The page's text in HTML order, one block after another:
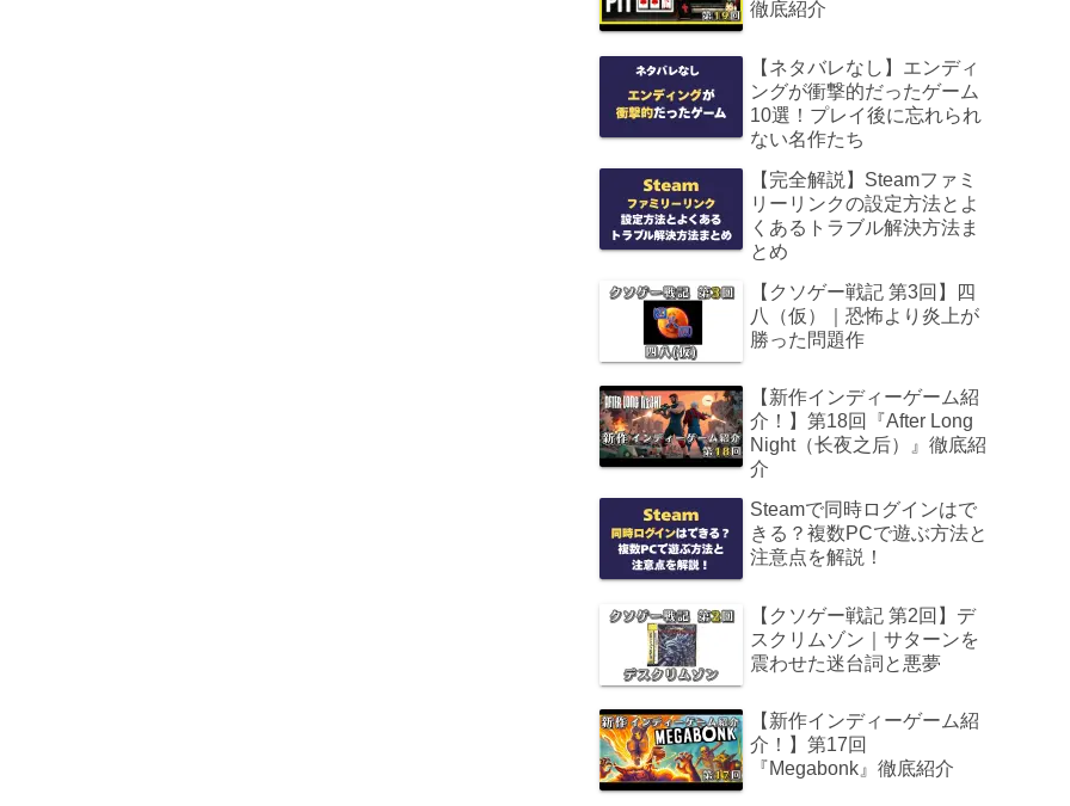
徹底紹介
【ネタバレなし】エンディ
ングが衝撃的だったゲーム
10選！プレイ後に忘れられ
ない名作たち
【完全解説】Steamファミ
リーリンクの設定方法とよ
くあるトラブル解決方法ま
とめ
【クソゲー戦記 第3回】四
八（仮）｜恐怖より炎上が
勝った問題作
【新作インディーゲーム紹
介！】第18回『After Long
Night（长夜之后）』徹底紹
介
Steamで同時ログインはで
きる？複数PCで遊ぶ方法と
注意点を解説！
【クソゲー戦記 第2回】デ
スクリムゾン｜サターンを
震わせた迷台詞と悪夢
【新作インディーゲーム紹
介！】第17回
『Megabonk』徹底紹介